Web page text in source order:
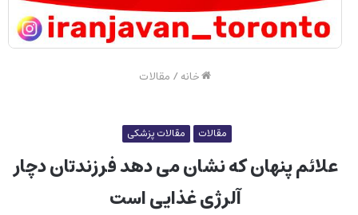
خانه/ مقالات
مقالات مقالات پزشکی
علائم پنهان که نشان می دهد فرزندتان دچار
آلرژی غذایی است